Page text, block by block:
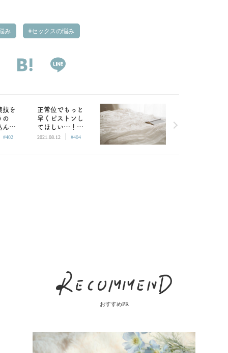
み セックスの悩み
技を
の
んで
は
#402
正常位でもっと
早くピストンし
てほしい…！言
えない時は手と
で伝えよう
2021.08.12 | #404
おすすめPR